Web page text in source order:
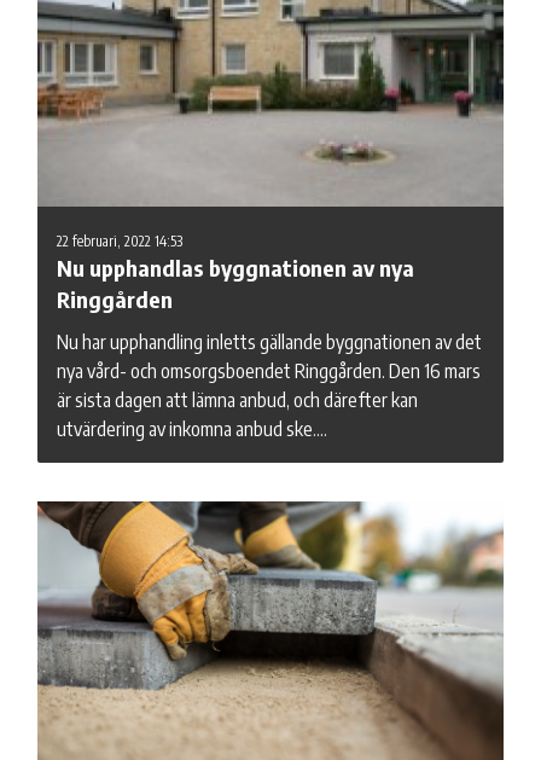
22 februari, 2022 14:53
Nu upphandlas byggnationen av nya
Ringgården
Nu har upphandling inletts gällande byggnationen av det
nya vård- och omsorgsboendet Ringgården. Den 16 mars
är sista dagen att lämna anbud, och därefter kan
utvärdering av inkomna anbud ske.…